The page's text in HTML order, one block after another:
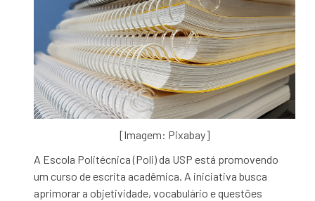
[Imagem: Pixabay]
A Escola Politécnica (Poli) da USP está promovendo
um curso de escrita acadêmica. A iniciativa busca
aprimorar a objetividade, vocabulário e questões